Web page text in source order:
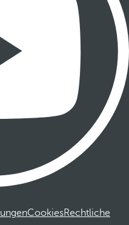
CookiesRechtliche